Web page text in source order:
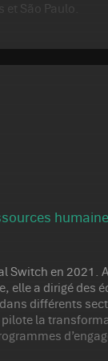
et São Paulo.
Switch en 2021.
elle a dirigé des
différents
la